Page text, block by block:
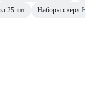
25 шт Наборы свёрл